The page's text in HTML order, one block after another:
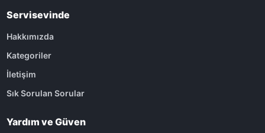
Servisevinde
Hakkımızda
Kategoriler
İletişim
Sık Sorulan Sorular
Yardım ve Güven